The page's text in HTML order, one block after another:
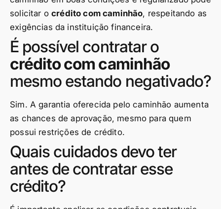
solicitar ocrédito com caminhão, respeitando as
exigências da instituição financeira.
É possível contratar o
crédito com caminhão
mesmo estando negativado?
Sim. A garantia oferecida pelo caminhão aumenta
as chances de aprovação, mesmo para quem
possui restrições de crédito.
Quais cuidados devo ter
antes de contratar esse
crédito?